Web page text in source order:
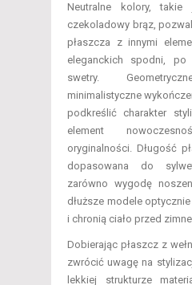
Neutralne kolory,
czekoladowy brąz,
płaszcza z innymi
eleganckich spodni,
swetry.
minimalistyczne
podkreślić charakter
element
oryginalności. Długość
dopasowana do
zarówno wygodę
dłuższe modele
i chronią ciało przed
Dobierając płaszcz z
zwrócić uwagę na
lekkiej strukturze